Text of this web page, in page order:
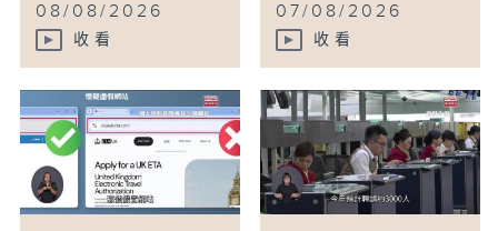
08/08/2026
收看
07/08/2026
收看